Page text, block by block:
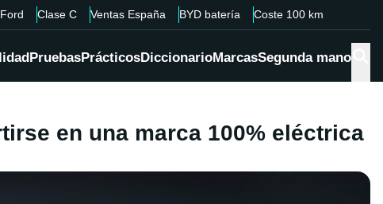
Ford Clase C Ventas España BYD batería Coste 100 km
PruebasPrácticosDiccionarioMarcasSegunda mano
en una marca 100% eléctrica